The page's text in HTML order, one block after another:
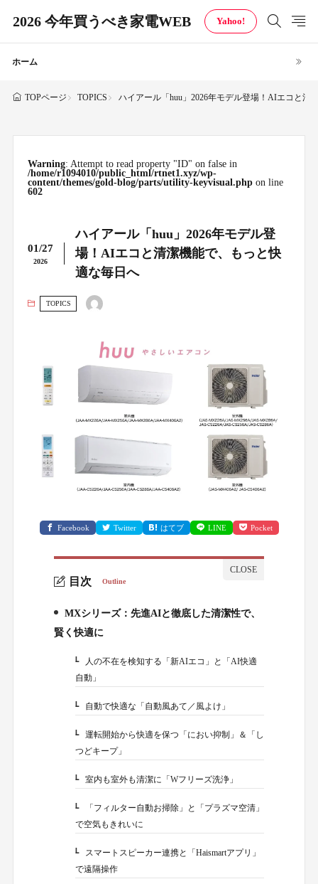
2026 今年買うべき家電WEB Yahoo!
ホーム
TOPページ TOPICS ハイアール「huu」2026年モデル登場！AIエコと清
Warning: Attempt to read property "ID" on false in
/home/r1094010/public_html/rtnet1.xyz/wp-
content/themes/gold-blog/parts/utility-keyvisual.phpon line
602
01/27
2026
ハイアール「huu」2026年モデル登
場！AIエコと清潔機能で、もっと快
適な毎日へ
TOPICS
Facebook Twitter はてブ LINE Pocket
目次 Outline
1.
MXシリーズ：先進AIと徹底した清潔性で、
賢く快適に
1-1.人の不在を検知する「新AIエコ」と「AI快適
自動」
1-2.自動で快適な「自動風あて／風よけ」
1-3.運転開始から快適を保つ「におい抑制」＆「し
つどキープ」
1-4.室内も室外も清潔に「Wフリーズ洗浄」
1-5.「フィルター自動お掃除」と「プラズマ空清」
で空気もきれいに
1-6.スマートスピーカー連携と「Haismartアプリ」
で遠隔操作